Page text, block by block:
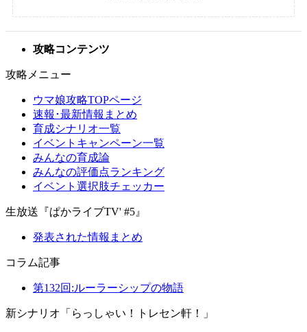
攻略コンテンツ
攻略メニュー
ウマ娘攻略TOPページ
速報･最新情報まとめ
育成シナリオ一覧
イベントキャンペーン一覧
みんなの育成論
みんなの評価点ランキング
イベント選択肢チェッカー
生放送『ぱかライブTV' #5』
発表された情報まとめ
コラム記事
第132回:ルーラーシップの物語
新シナリオ「らっしゃい！トレセン軒！」